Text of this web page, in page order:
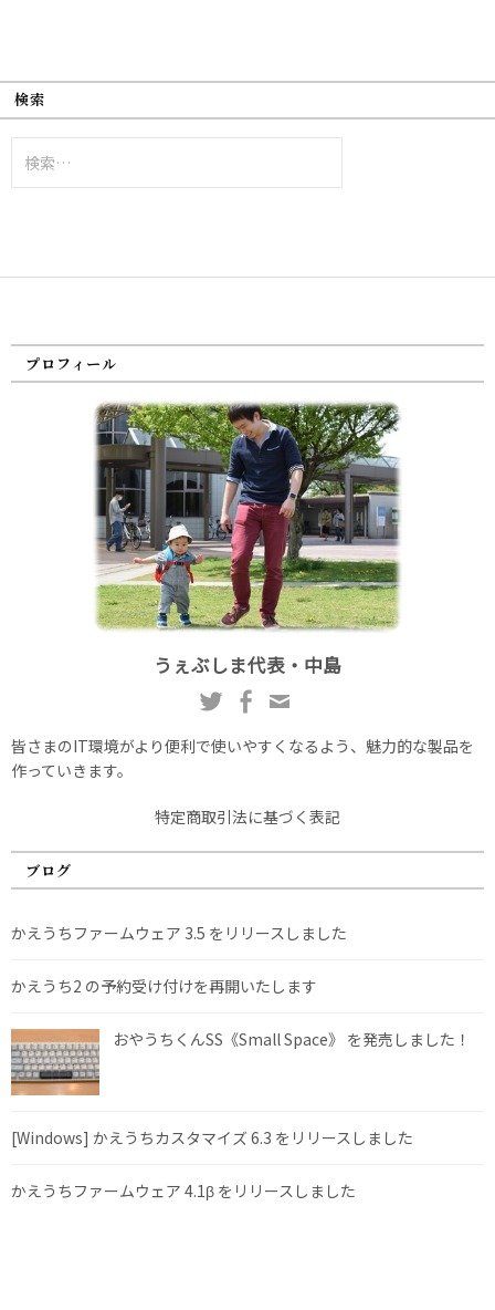
検索
索:
プロフィール
うぇぶしま代表・中島
皆さまのIT環境がより便利で使いやすくなるよう、魅力的な製品を
作っていきます。
特定商取引法に基づく表記
ブログ
かえうちファームウェア 3.5 をリリースしました
かえうち2 の予約受け付けを再開いたします
おやうちくんSS《Small Space》 を発売しました！
[Windows] かえうちカスタマイズ 6.3 をリリースしました
かえうちファームウェア 4.1β をリリースしました